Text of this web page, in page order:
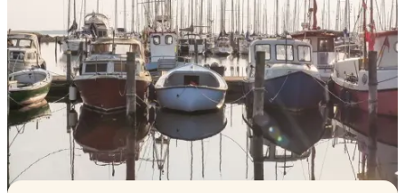
Unterkünfte
Städte
Reiseplanung